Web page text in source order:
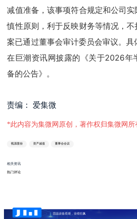
减值准备，该事项符合规定和公司
慎性原则，利于反映财务等情况，
案已通过董事会审计委员会审议。
在巨潮资讯网披露的《关于2026年
备的公告》。
责编： 爱集微
*此内容为集微网原创，著作权归集微网所
视源股份 资产减值 董事会会议
相关资讯
热门评论
固晶设备双雄，业绩狂飙